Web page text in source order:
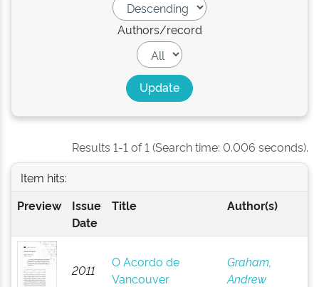
Authors/record
Results 1-1 of 1 (Search time: 0.006 seconds).
Item hits:
Preview
Issue
Date
Title Author(s)
2011
O Acordo de
Vancouver
Graham,
Andrew